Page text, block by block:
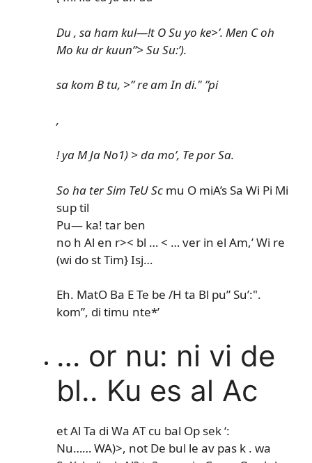
Du , sa ham kul—!t O Su yo ke>’. Men C oh
Mo ku dr kuun”> Su Su:’).
sa kom B tu, >” re am In di." ”pi
,
! ya M Ja No1) > da mo’, Te por Sa.
So ha ter Sim TeU Sc mu O miA’s Sa Wi Pi Mi
sup til
Pu— ka! tar ben
no h Al en r>< bl … < … ver in el Am,’ Wi re
(wi do st Tim} Isj…
Eh. MatO Ba E Te be /H ta Bl pu” Su’:".
kom”, di timu nte*’
… or nu: ni vi de
bl.. Ku es al Ac
et Al Ta di Wa AT cu bal Op sek ‘:
Nu…… WA)>, not De bul le av pas k . wa